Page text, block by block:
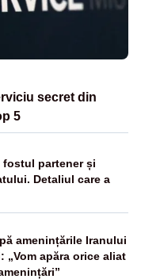
secret din
5
fostul partener și
Detaliul care a
amenințările Iranului
„Vom apăra orice aliat